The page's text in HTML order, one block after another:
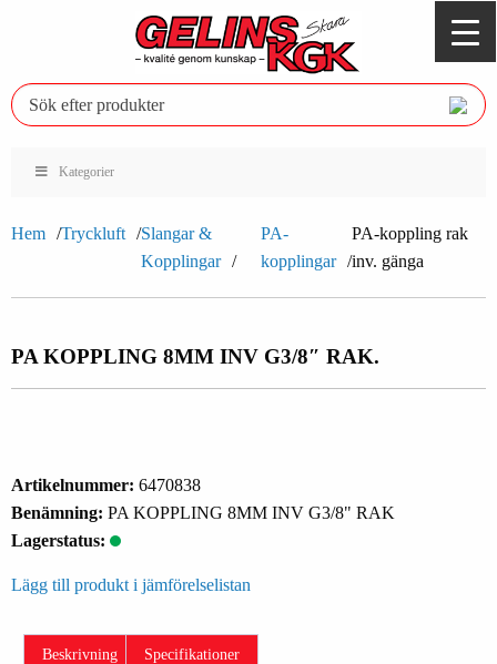
Kategorier
Hem Tryckluft
Slangar &
Kopplingar
PA-
kopplingar
PA-koppling rak
inv. gänga
PA KOPPLING 8MM INV G3/8″ RAK.
Artikelnummer: 6470838
Benämning: PA KOPPLING 8MM INV G3/8" RAK
Lagerstatus:
Lägg till produkt i jämförelselistan
Beskrivning Specifikationer